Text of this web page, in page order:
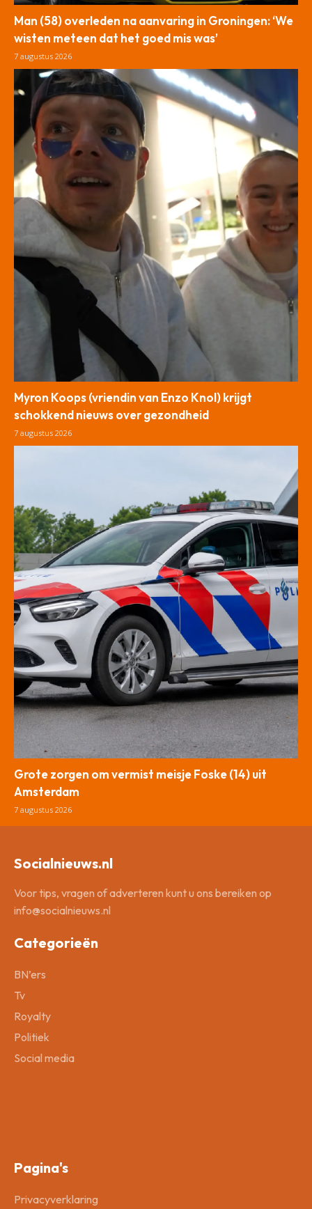
Man (58) overleden na aanvaring in Groningen: ‘We
wisten meteen dat het goed mis was’
7 augustus 2026
Myron Koops (vriendin van Enzo Knol) krijgt
schokkend nieuws over gezondheid
7 augustus 2026
Grote zorgen om vermist meisje Foske (14) uit
Amsterdam
7 augustus 2026
Socialnieuws.nl
Voor tips, vragen of adverteren kunt u ons bereiken op
info@socialnieuws.nl
Categorieën
BN’ers
Tv
Royalty
Politiek
Social media
Pagina's
Privacyverklaring